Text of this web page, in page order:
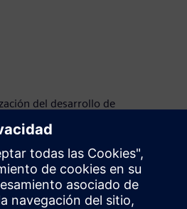
del desarrollo de
4.0 para el desarrollo de